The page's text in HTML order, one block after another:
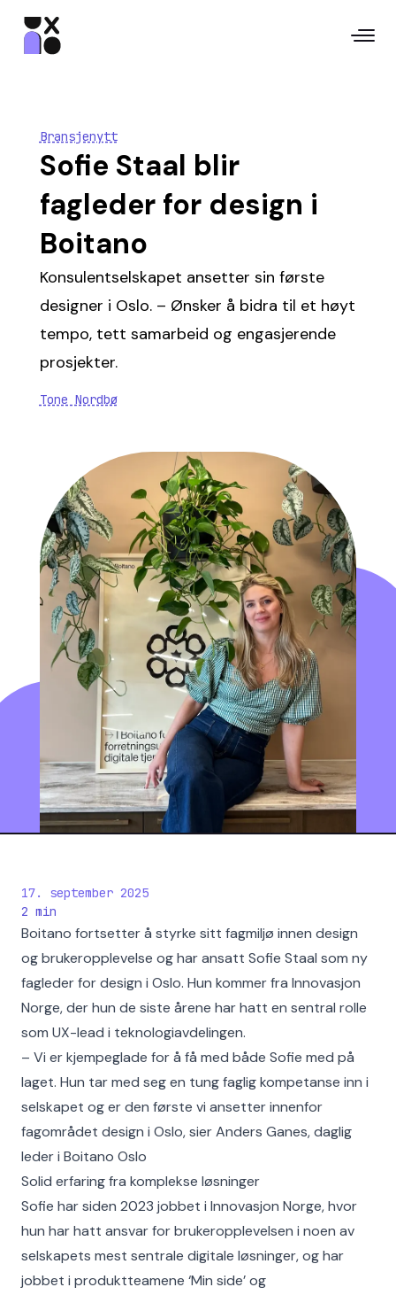
Bransjenytt
Sofie Staal blir
fagleder for design i
Boitano
Konsulentselskapet ansetter sin første
designer i Oslo. – Ønsker å bidra til et høyt
tempo, tett samarbeid og engasjerende
prosjekter.
Tone Nordbø
17. september 2025
2 min
Boitano fortsetter å styrke sitt fagmiljø innen design
og brukeropplevelse og har ansatt Sofie Staal som ny
fagleder for design i Oslo. Hun kommer fra Innovasjon
Norge, der hun de siste årene har hatt en sentral rolle
som UX-lead i teknologiavdelingen.
– Vi er kjempeglade for å få med både Sofie med på
laget. Hun tar med seg en tung faglig kompetanse inn i
selskapet og er den første vi ansetter innenfor
fagområdet design i Oslo, sier Anders Ganes, daglig
leder i Boitano Oslo
Solid erfaring fra komplekse løsninger
Sofie har siden 2023 jobbet i Innovasjon Norge, hvor
hun har hatt ansvar for brukeropplevelsen i noen av
selskapets mest sentrale digitale løsninger, og har
jobbet i produktteamene ‘Min side’ og